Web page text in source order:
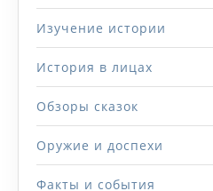
Изучение истории
История в лицах
Обзоры сказок
Оружие и доспехи
Факты и события